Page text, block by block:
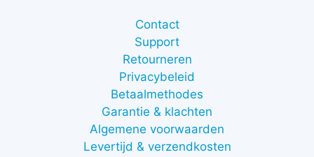
Contact
Support
Retourneren
Privacybeleid
Betaalmethodes
Garantie & klachten
Algemene voorwaarden
Levertijd & verzendkosten